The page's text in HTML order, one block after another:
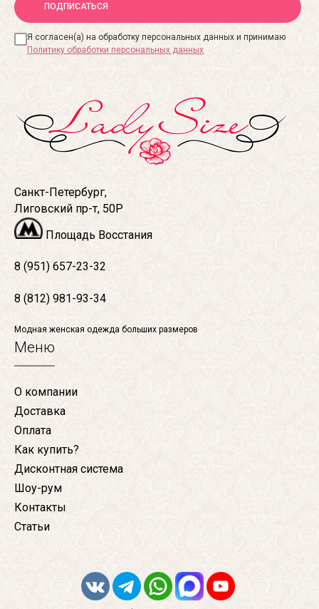
ПОДПИСАТЬСЯ
Я согласен(а) на обработку персональных данных и принимаю
Политику обработки персональных данных
Санкт-Петербург,
Лиговский пр-т, 50Р
Площадь Восстания
8 (951) 657-23-32
8 (812) 981-93-34
Модная женская одежда больших размеров
Меню
О компании
Доставка
Оплата
Как купить?
Дисконтная система
Шоу-рум
Контакты
Статьи